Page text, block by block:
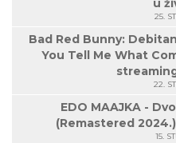
u
25.
Bad Red Bunny:
You Tell Me What
22.
EDO MAAJKA -
(Remastered
15.